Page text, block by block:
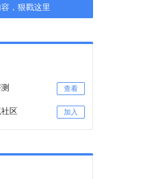
，狠戳这里
查看
区 加入